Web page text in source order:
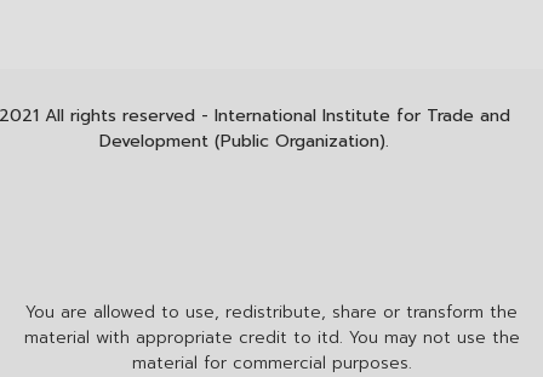
You are allowed to use, redistribute, share or transform the
material with appropriate credit to itd. You may not use the
material for commercial purposes.
All rights reserved - International Institute for Trade and
Development (Public Organization).